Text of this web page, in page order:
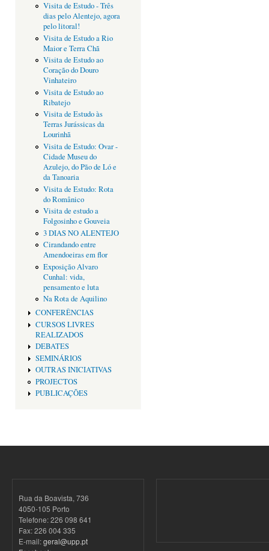
Visita de Estudo - Três
dias pelo Alentejo, agora
pelo litoral!
Visita de Estudo a Rio
Maior e Terra Chã
Visita de Estudo ao
Coração do Douro
Vinhateiro
Visita de Estudo ao
Ribatejo
Visita de Estudo às
Terras Jurássicas da
Lourinhã
Visita de Estudo: Ovar -
Cidade Museu do
Azulejo, do Pão de Ló e
da Tanoaria
Visita de Estudo: Rota
do Românico
Visita de estudo a
Folgosinho e Gouveia
3 DIAS NO ALENTEJO
Cirandando entre
Amendoeiras em flor
Exposição Alvaro
Cunhal: vida,
pensamento e luta
Na Rota de Aquilino
CONFERÊNCIAS
CURSOS LIVRES
REALIZADOS
DEBATES
SEMINÁRIOS
OUTRAS INICIATIVAS
PROJECTOS
PUBLICAÇÕES
Rua da Boavista, 736
4050-105 Porto
Telefone: 226 098 641
Fax: 226 004 335
E-mail:geral@upp.pt